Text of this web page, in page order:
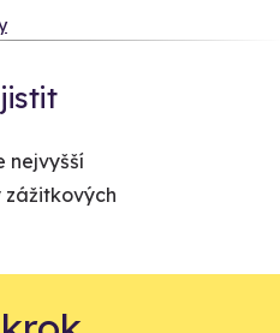
nejvyšší
zážitkových